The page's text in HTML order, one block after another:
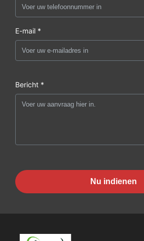
E-mail *
Bericht *
Nu indienen